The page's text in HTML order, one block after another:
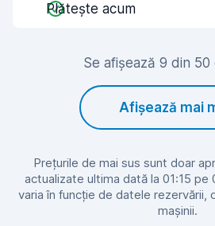
Plătește acum
Se afișează 9 din 50
Afișează mai
Prețurile de mai sus sunt doar
actualizate ultima dată la 01:15 pe
varia în funcție de datele rezervării,
mașinii.